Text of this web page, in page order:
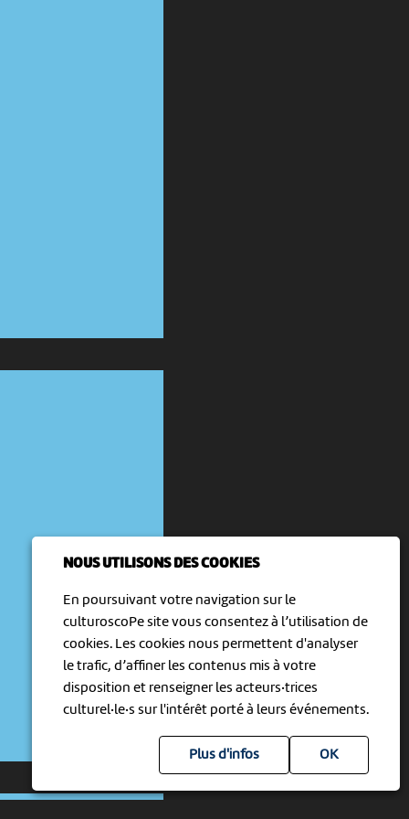
NOUS UTILISONS DES COOKIES
En poursuivant votre navigation sur le
culturoscoPe site vous consentez à l’utilisation de
cookies. Les cookies nous permettent d'analyser
le trafic, d’affiner les contenus mis à votre
disposition et renseigner les acteurs·trices
culturel·le·s sur l'intérêt porté à leurs événements.
Plus d'infos